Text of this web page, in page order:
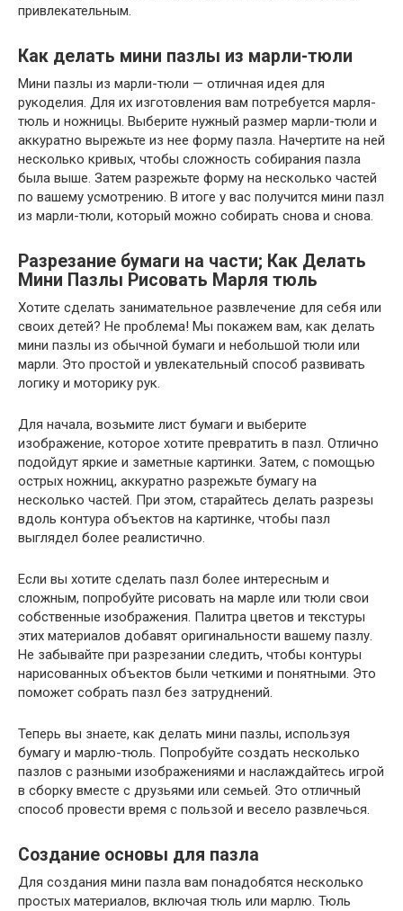
привлекательным.
Как делать мини пазлы из марли-тюли
Мини пазлы из марли-тюли — отличная идея для
рукоделия. Для их изготовления вам потребуется марля-
тюль и ножницы. Выберите нужный размер марли-тюли и
аккуратно вырежьте из нее форму пазла. Начертите на ней
несколько кривых, чтобы сложность собирания пазла
была выше. Затем разрежьте форму на несколько частей
по вашему усмотрению. В итоге у вас получится мини пазл
из марли-тюли, который можно собирать снова и снова.
Разрезание бумаги на части; Как Делать
Мини Пазлы Рисовать Марля тюль
Хотите сделать занимательное развлечение для себя или
своих детей? Не проблема! Мы покажем вам, как делать
мини пазлы из обычной бумаги и небольшой тюли или
марли. Это простой и увлекательный способ развивать
логику и моторику рук.
Для начала, возьмите лист бумаги и выберите
изображение, которое хотите превратить в пазл. Отлично
подойдут яркие и заметные картинки. Затем, с помощью
острых ножниц, аккуратно разрежьте бумагу на
несколько частей. При этом, старайтесь делать разрезы
вдоль контура объектов на картинке, чтобы пазл
выглядел более реалистично.
Если вы хотите сделать пазл более интересным и
сложным, попробуйте рисовать на марле или тюли свои
собственные изображения. Палитра цветов и текстуры
этих материалов добавят оригинальности вашему пазлу.
Не забывайте при разрезании следить, чтобы контуры
нарисованных объектов были четкими и понятными. Это
поможет собрать пазл без затруднений.
Теперь вы знаете, как делать мини пазлы, используя
бумагу и марлю-тюль. Попробуйте создать несколько
пазлов с разными изображениями и наслаждайтесь игрой
в сборку вместе с друзьями или семьей. Это отличный
способ провести время с пользой и весело развлечься.
Создание основы для пазла
Для создания мини пазла вам понадобятся несколько
простых материалов, включая тюль или марлю. Тюль